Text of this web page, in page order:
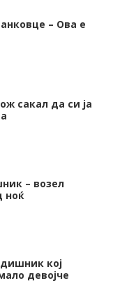
– Ова е
сакал да си ја
– возел
ноќ
кој
девојче